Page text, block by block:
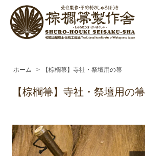
ホーム > 【棕櫚箒】寺社・祭壇用の箒
【棕櫚箒】寺社・祭壇用の箒